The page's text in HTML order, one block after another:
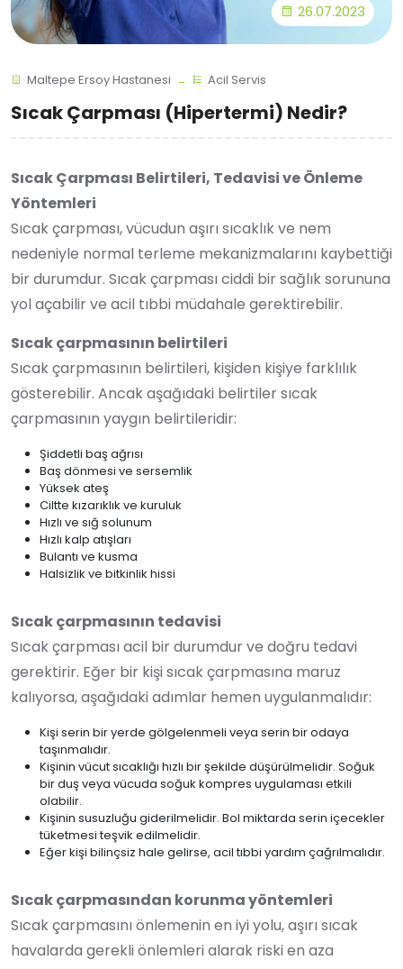
26.07.2023
Maltepe Ersoy Hastanesi Acil Servis
Sıcak Çarpması (Hipertermi) Nedir?
Sıcak Çarpması Belirtileri, Tedavisi ve Önleme
Yöntemleri
Sıcak çarpması, vücudun aşırı sıcaklık ve nem
nedeniyle normal terleme mekanizmalarını kaybettiği
bir durumdur. Sıcak çarpması ciddi bir sağlık sorununa
yol açabilir ve acil tıbbi müdahale gerektirebilir.
Sıcak çarpmasının belirtileri
Sıcak çarpmasının belirtileri, kişiden kişiye farklılık
gösterebilir. Ancak aşağıdaki belirtiler sıcak
çarpmasının yaygın belirtileridir:
Şiddetli baş ağrısı
Baş dönmesi ve sersemlik
Yüksek ateş
Ciltte kızarıklık ve kuruluk
Hızlı ve sığ solunum
Hızlı kalp atışları
Bulantı ve kusma
Halsizlik ve bitkinlik hissi
Sıcak çarpmasının tedavisi
Sıcak çarpması acil bir durumdur ve doğru tedavi
gerektirir. Eğer bir kişi sıcak çarpmasına maruz
kalıyorsa, aşağıdaki adımlar hemen uygulanmalıdır:
Kişi serin bir yerde gölgelenmeli veya serin bir odaya
taşınmalıdır.
Kişinin vücut sıcaklığı hızlı bir şekilde düşürülmelidir. Soğuk
bir duş veya vücuda soğuk kompres uygulaması etkili
olabilir.
Kişinin susuzluğu giderilmelidir. Bol miktarda serin içecekler
tüketmesi teşvik edilmelidir.
Eğer kişi bilinçsiz hale gelirse, acil tıbbi yardım çağrılmalıdır.
Sıcak çarpmasından korunma yöntemleri
Sıcak çarpmasını önlemenin en iyi yolu, aşırı sıcak
havalarda gerekli önlemleri alarak riski en aza